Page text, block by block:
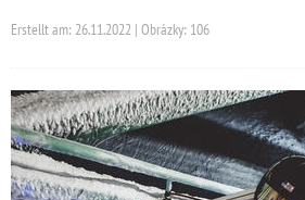
Erstellt am: 26.11.2022 | Obrázky: 106